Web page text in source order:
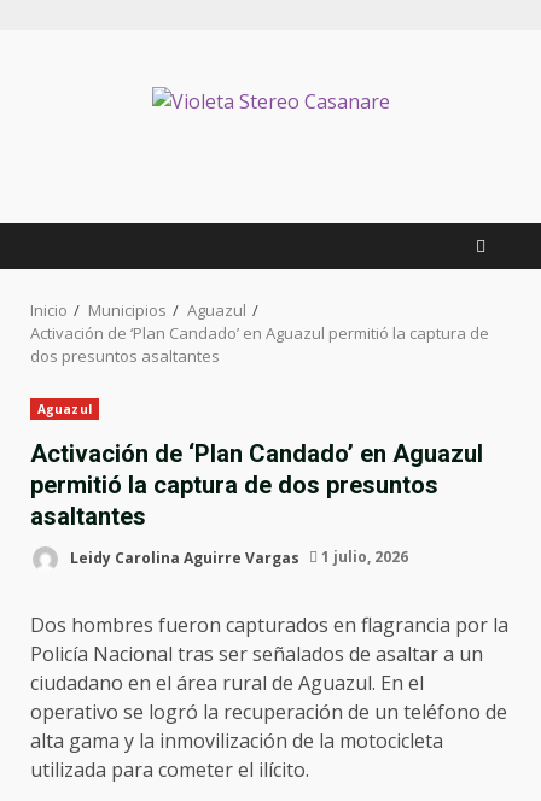
Inicio Municipios
Aguazul
Activación de ‘Plan Candado’ en Aguazul permitió la captura de
dos presuntos asaltantes
Aguazul
Activación de ‘Plan Candado’ en Aguazul
permitió la captura de dos presuntos
asaltantes
Leidy Carolina Aguirre Vargas 1 julio, 2026
Dos hombres fueron capturados en flagrancia por la
Policía Nacional tras ser señalados de asaltar a un
ciudadano en el área rural de Aguazul. En el
operativo se logró la recuperación de un teléfono de
alta gama y la inmovilización de la motocicleta
utilizada para cometer el ilícito.